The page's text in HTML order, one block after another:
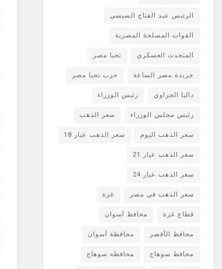
الرئيس عبد الفتاح السيسي
القوات المسلحة المصرية
المتحدث العسكري تحيا مصر
جريدة مصر الساعة حزب تحيا مصر
داليا الحزاوي رئيس الوزراء
رئيس مجلس الوزراء سعر الذهب
سعر الذهب اليوم سعر الذهب عيار 18
سعر الذهب عيار 21
سعر الذهب عيار 24
سعر الذهب في مصر غزة
قطاع غزة محافظ أسوان
محافظ الأقصر محافظة أسوان
محافظ سوهاج محافظه سوهاج